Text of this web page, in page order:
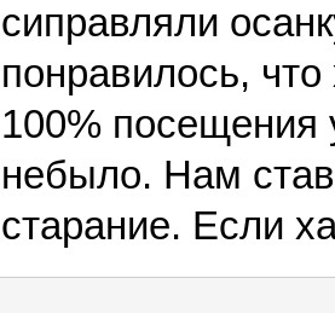
сиправляли
понравилось,
100% посещения
небыло. Нам
старание. Если